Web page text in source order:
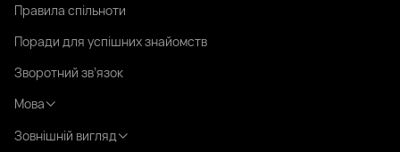
Правила спільноти
Поради для успішних знайомств
Зворотний зв’язок
Мова
Зовнішній вигляд